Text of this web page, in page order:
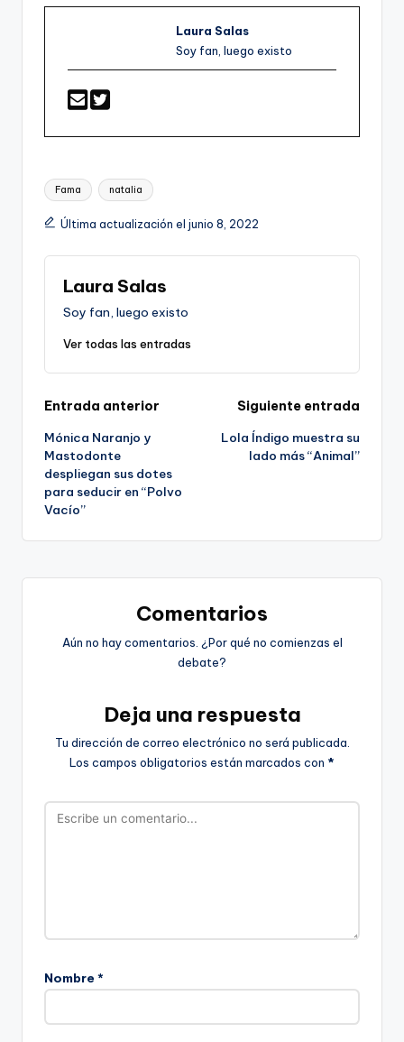
Laura Salas
Soy fan, luego existo
Etiquetas:
Fama natalia
Última actualización el junio 8, 2022
Laura Salas
Soy fan, luego existo
Ver todas las entradas
Navegación
de
entradas
Entrada anterior
Mónica Naranjo y
Mastodonte
despliegan sus dotes
para seducir en “Polvo
Vacío”
Siguiente entrada
Lola Índigo muestra su
lado más “Animal”
Comentarios
Aún no hay comentarios. ¿Por qué no comienzas el
debate?
Deja una respuesta
Tu dirección de correo electrónico no será publicada.
Los campos obligatorios están marcados con *
Nombre *